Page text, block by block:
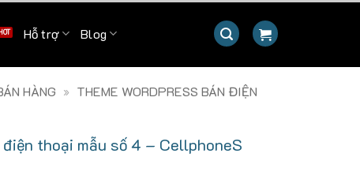
Hỗ trợ Blog
HÀNG » THEME WORDPRESS BÁN ĐIỆN
thoại mẫu số 4 – CellphoneS